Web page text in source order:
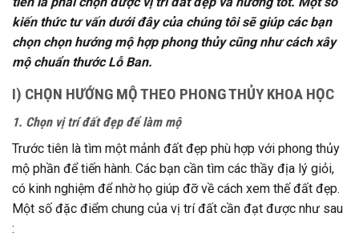
kiến thức tư vấn dưới đây của chúng tôi sẽ giúp các bạn
chọn chọn hướng mộ hợp phong thủy cũng như cách xây
mộ chuẩn thước Lỗ Ban.
I) CHỌN HƯỚNG MỘ THEO PHONG THỦY KHOA HỌC
1. Chọn vị trí đất đẹp để làm mộ
Trước tiên là tìm một mảnh đất đẹp phù hợp với phong thủy
mộ phần để tiến hành. Các bạn cần tìm các thầy địa lý giỏi,
có kinh nghiệm để nhờ họ giúp đỡ về cách xem thế đất đẹp.
Một số đặc điểm chung của vị trí đất cần đạt được như sau
: